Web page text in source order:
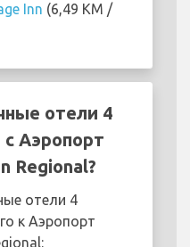
Inn (6,49 KM /
отели 4
Аэропорт
Regional?
отели 4
к Аэропорт